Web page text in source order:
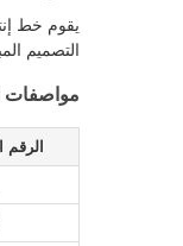
التصميم
مواصفات